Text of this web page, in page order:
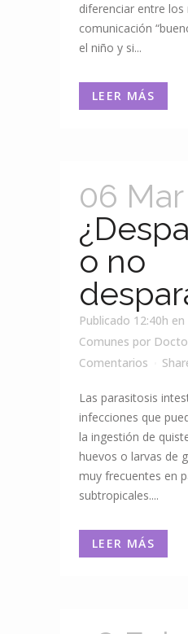
diferenciar entre los
comunicación
el niño y si...
LEER MÁS
06 Mar
o no
Publicado 12:40h en
Comunes por
Comentarios
Las parasitosis
infecciones que
la ingestión de
huevos o larvas de
muy frecuentes en
subtropicales....
LEER MÁS